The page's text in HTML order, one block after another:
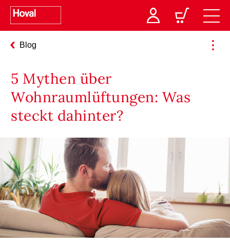
Blog
5 Mythen über
Wohnraumlüftungen: Was
steckt dahinter?